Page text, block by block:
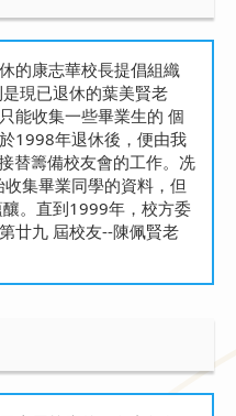
的康志華校長提倡組織
現已退休的葉美賢老
能收集一些畢業生的 個
1998年退休後，便由我
替籌備校友會的工作。冼
集畢業同學的資料，但
。直到1999年，校方委
廿九 屆校友--陳佩賢老